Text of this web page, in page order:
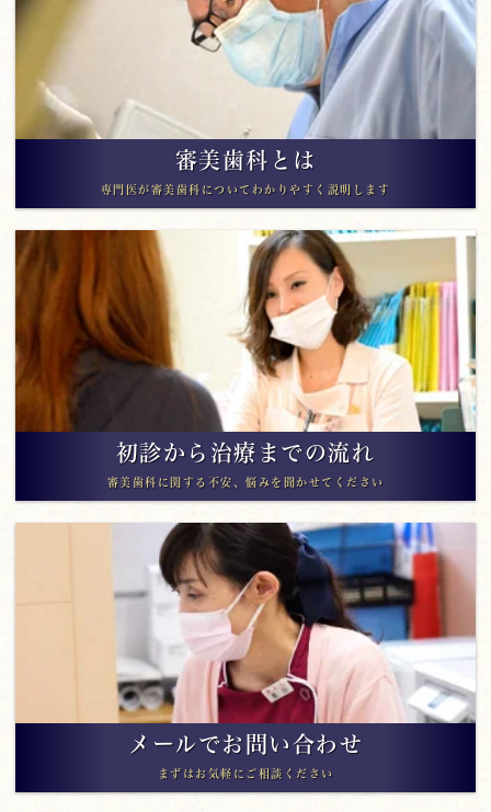
審美歯科とは
専門医が審美歯科についてわかりやすく説明します
初診から治療までの流れ
審美歯科に関する不安、悩みを聞かせてください
メールでお問い合わせ
まずはお気軽にご相談ください